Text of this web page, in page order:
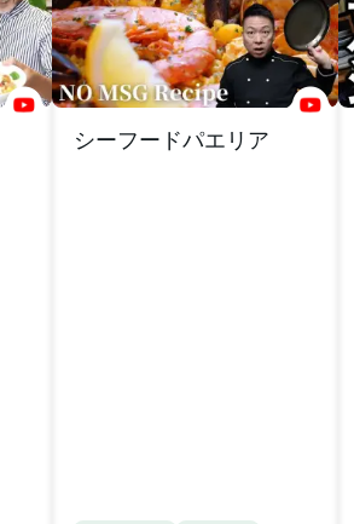
シーフードパエリア